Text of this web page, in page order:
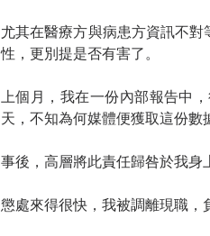
尤其在醫療方與病患方資訊不
性，更別提是否有害了。
上個月，我在一份內部報告中
天，不知為何媒體便獲取這份數
事後，高層將此責任歸咎於我身
懲處來得很快，我被調離現職，